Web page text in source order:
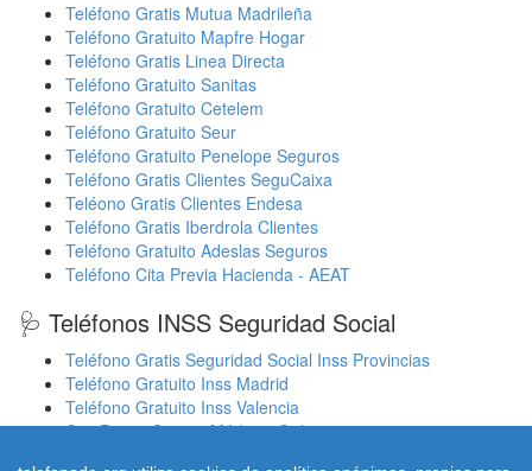
Teléfono Gratis Mutua Madrileña
Teléfono Gratuito Mapfre Hogar
Teléfono Gratis Linea Directa
Teléfono Gratuito Sanitas
Teléfono Gratuito Cetelem
Teléfono Gratuito Seur
Teléfono Gratuito Penelope Seguros
Teléfono Gratis Clientes SeguCaixa
Teléono Gratis Clientes Endesa
Teléfono Gratis Iberdrola Clientes
Teléfono Gratuito Adeslas Seguros
Teléfono Cita Previa Hacienda - AEAT
🩺 Teléfonos INSS Seguridad Social
Teléfono Gratis Seguridad Social Inss Provincias
Teléfono Gratuito Inss Madrid
Teléfono Gratuito Inss Valencia
Cita Previa Sergas Médicos Galicia